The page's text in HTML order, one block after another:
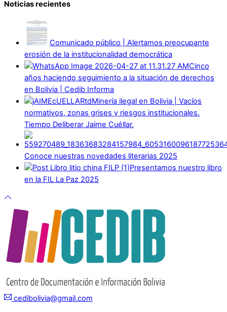
Noticias recientes
Comunicado público | Alertamos preocupante
erosión de la institucionalidad democrática
Cinco
años haciendo seguimiento a la situación de derechos
en Bolivia | Cedib Informa
Minería ilegal en Bolivia | Vacíos
normativos, zonas grises y riesgos institucionales.
Tiempo Deliberar Jaime Cuéllar.
Conoce nuestras novedades literarias 2025
Presentamos nuestro libro
en la FIL La Paz 2025
cedibolivia@gmail.com